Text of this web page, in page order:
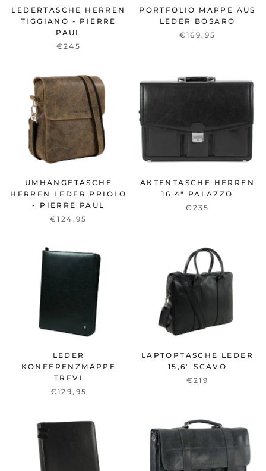
LEDERTASCHE HERREN
TIGGIANO - PIERRE
PAUL
€245
PORTFOLIO MAPPE AUS
LEDER BOSARO
€169,95
UMHÄNGETASCHE
HERREN LEDER PRIOLO
- PIERRE PAUL
€124,95
AKTENTASCHE HERREN
16,4" PALAZZO
€235
LEDER
KONFERENZMAPPE
TREVI
€129,95
LAPTOPTASCHE LEDER
15,6" SCAVO
€219